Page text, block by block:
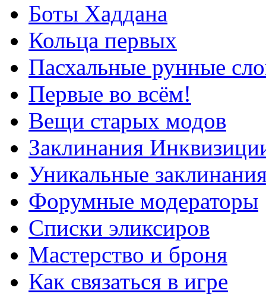
Боты Хаддана
Кольца первых
Пасхальные рунные
Первые во всём!
Вещи старых модов
Заклинания
Уникальные
Форумные модераторы
Списки эликсиров
Мастерство и броня
Как связаться в игре